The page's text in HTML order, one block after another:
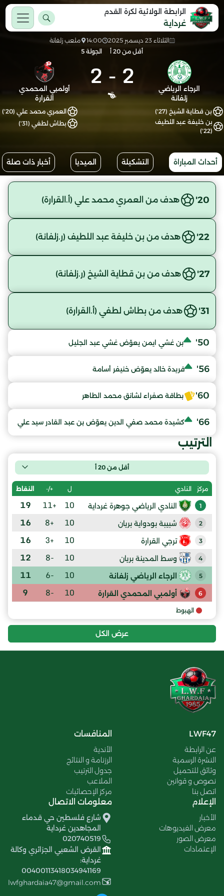
الرابطة الولائية لكرة القدم
غرداية
الثلاثاء 23 ديسمبر 2025 14:00
ملعب زلفانة
أقل من 20 أ
الجولة 5
الرجاء الرياضي
زلفانة
2
-
2
أولمبي المحمدي
القرارة
بن قطاية الشيخ (27')
بن خليفة عبد اللطيف
(22')
العمري محمد علي (20')
بطاش لطفي (31')
أحداث المباراة التشكيلة الميديا أخبار ذات صلة
20' هدف من العمري محمد علي (أ.القرارة)
22' هدف من بن خليفة عبد اللطيف (ر.زلفانة)
27' هدف من بن قطاية الشيخ (ر.زلفانة)
31' هدف من بطاش لطفي (أ.القرارة)
50' بن غشي ايمن يعوّض غشي عبد الجليل
56' قريدة خالد يعوّض خنيفر أسامة
60' بطاقة صفراء لشانق محمد الطاهر
66' كشيدة محمد صفي الدين يعوّض بن عبد القادر سيد علي
الترتيب
أقل من 20 أ
مركز النادي ل +/- النقاط
1 النادي الرياضي جوهرة غرداية 10
+11
19
2 شبيبة بودواية بريان 10
+8
16
3 ترجي القرارة 10
+3
16
4 وسط المدينة بريان 10
-8
12
5 الرجاء الرياضي زلفانة 10
-6
11
6 أولمبي المحمدي القرارة 10
-8
9
الهبوط
عرض الكل
LWF47
عن الرابطة
النشرة الرسمية
وثائق للتحميل
نصوص و قوانين
اتصل بنا
المنافسات
الأندية
الرزنامة و النتائج
جدول الترتيب
الملاعب
مركز الإحصائيات
الإعلام
الأخبار
معرض الفيديوهات
معرض الصور
الإعتمادات
معلومات الاتصال
شارع فلسطين حي قدماء
المجاهدين غرداية
020740519
القرض الشعبي الجزائري وكالة
غرداية:
00400113418034941169
lwfghardaia47@gmail.com